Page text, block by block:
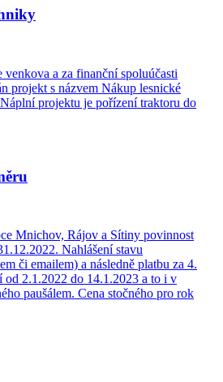
a za finanční spoluúčasti
projekt s názvem Nákup lesnické
projektu je pořízení traktoru do
Mnichov, Rájov a Sítiny povinnost
Nahlášení stavu
či emailem) a následně platbu za 4.
2.1.2022 do 14.1.2023 a to i v
paušálem. Cena stočného pro rok